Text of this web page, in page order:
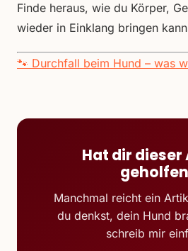
Finde heraus, wie du Körper,
wieder in Einklang bringen
🐾 Durchfall beim Hund – was
Hat dir dieser
Manchmal reicht ein
du denkst, dein Hund
schreib mir